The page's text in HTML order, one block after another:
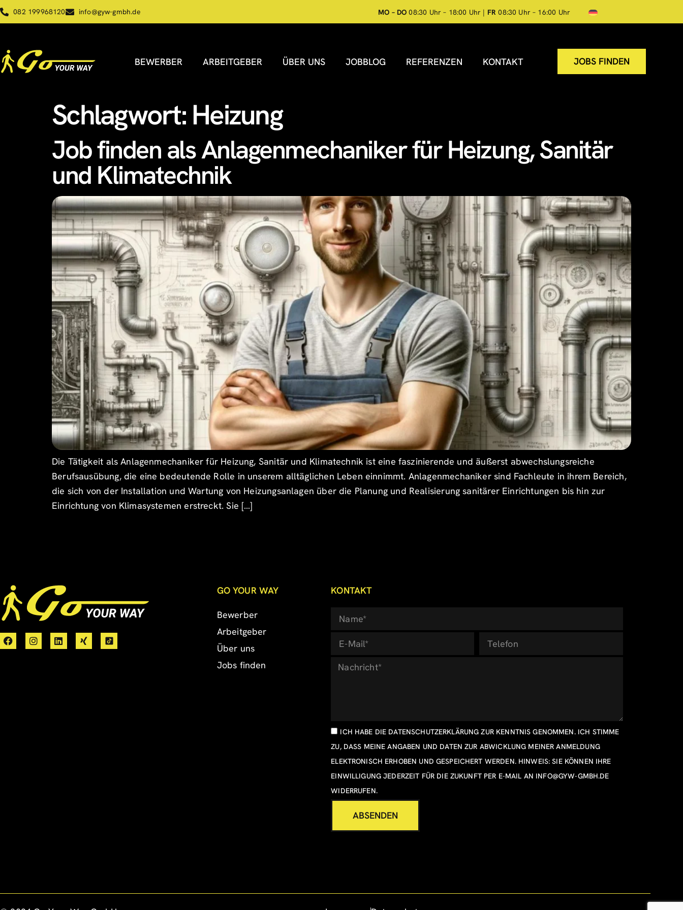
082 199968120 info@gyw-gmbh.de MO – DO 08:30 Uhr – 18:00 Uhr | FR 08:30 Uhr – 16:00 Uhr
BEWERBER ARBEITGEBER ÜBER UNS JOBBLOG REFERENZEN KONTAKT JOBS FINDEN
Schlagwort:Heizung
Job finden als Anlagenmechaniker für Heizung, Sanitär
und Klimatechnik
Die Tätigkeit als Anlagenmechaniker für Heizung, Sanitär und Klimatechnik ist eine faszinierende und äußerst abwechslungsreiche
Berufsausübung, die eine bedeutende Rolle in unserem alltäglichen Leben einnimmt. Anlagenmechaniker sind Fachleute in ihrem Bereich,
die sich von der Installation und Wartung von Heizungsanlagen über die Planung und Realisierung sanitärer Einrichtungen bis hin zur
Einrichtung von Klimasystemen erstreckt. Sie […]
GO YOUR WAY
Bewerber
Arbeitgeber
Über uns
Jobs finden
KONTAKT
ICH HABE DIE DATENSCHUTZERKLÄRUNG ZUR KENNTNIS GENOMMEN. ICH STIMME
ZU, DASS MEINE ANGABEN UND DATEN ZUR ABWICKLUNG MEINER ANMELDUNG
ELEKTRONISCH ERHOBEN UND GESPEICHERT WERDEN. HINWEIS: SIE KÖNNEN IHRE
EINWILLIGUNG JEDERZEIT FÜR DIE ZUKUNFT PER E-MAIL AN INFO@GYW-GMBH.DE
WIDERRUFEN.
ABSENDEN